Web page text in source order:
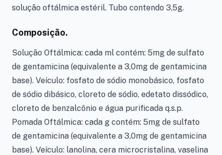
solução oftálmica estéril. Tubo contendo 3,5g.
Composição.
Solução Oftálmica: cada ml contém: 5mg de sulfato
de gentamicina (equivalente a 3,0mg de gentamicina
base). Veículo: fosfato de sódio monobásico, fosfato
de sódio dibásico, cloreto de sódio, edetato dissódico,
cloreto de benzalcônio e água purificada q.s.p.
Pomada Oftálmica: cada g contém: 5mg de sulfato
de gentamicina (equivalente a 3,0mg de gentamicina
base). Veículo: lanolina, cera microcristalina, vaselina